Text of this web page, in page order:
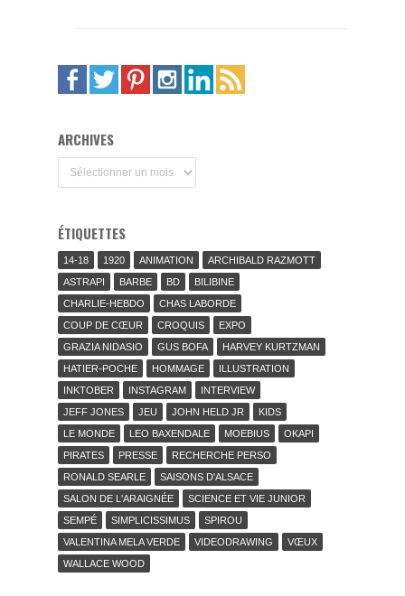
ARCHIVES
ÉTIQUETTES
14-18 1920 ANIMATION
ARCHIBALD RAZMOTT
ASTRAPI
BARBE BD
BILIBINE
CHARLIE-HEBDO
CHAS LABORDE
COUP DE CŒUR
CROQUIS
EXPO
GRAZIA NIDASIO
GUS BOFA
HARVEY KURTZMAN
HATIER-POCHE
HOMMAGE
ILLUSTRATION
INKTOBER
INSTAGRAM
INTERVIEW
JEFF JONES
JEU JOHN HELD JR
KIDS
LE MONDE
LEO BAXENDALE MOEBIUS
OKAPI
PIRATES
PRESSE
RECHERCHE PERSO
RONALD SEARLE
SAISONS D'ALSACE
SALON DE L'ARAIGNÉE
SCIENCE ET VIE JUNIOR
SEMPÉ
SIMPLICISSIMUS
SPIROU
VALENTINA MELA VERDE
VIDEODRAWING
VŒUX
WALLACE WOOD